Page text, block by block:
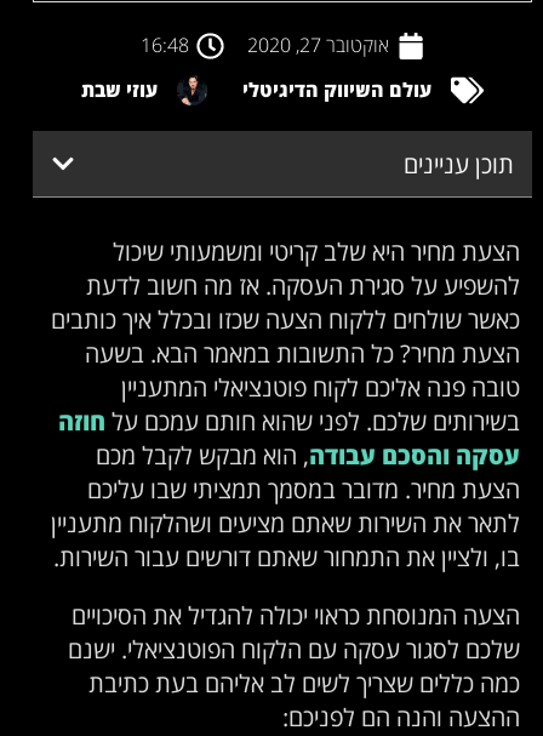
אוקטובר 27, 2020
16:48
עולם השיווק הדיגיטלי
עוזי שבת
תוכן עניינים
הצעת מחיר היא שלב קריטי ומשמעותי שיכול
להשפיע על סגירת העסקה. אז מה חשוב לדעת
כאשר שולחים ללקוח הצעה שכזו ובכלל איך כותבים
הצעת מחיר? כל התשובות במאמר הבא. בשעה
טובה פנה אליכם לקוח פוטנציאלי המתעניין
בשירותים שלכם. לפני שהוא חותם עמכם על חוזה
עסקה והסכם עבודה, הוא מבקש לקבל מכם
הצעת מחיר. מדובר במסמך תמציתי שבו עליכם
לתאר את השירות שאתם מציעים ושהלקוח מתעניין
בו, ולציין את התמחור שאתם דורשים עבור השירות.
הצעה המנוסחת כראוי יכולה להגדיל את הסיכויים
שלכם לסגור עסקה עם הלקוח הפוטנציאלי. ישנם
כמה כללים שצריך לשים לב אליהם בעת כתיבת
ההצעה והנה הם לפניכם: